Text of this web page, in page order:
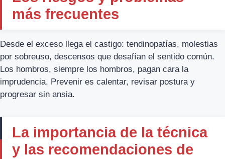
más frecuentes
Desde el exceso llega el castigo: tendinopatías, molestias
por sobreuso, descensos que desafían el sentido común.
Los hombros, siempre los hombros, pagan cara la
imprudencia. Prevenir es calentar, revisar postura y
progresar sin ansia.
La importancia de la técnica
y las recomendaciones de